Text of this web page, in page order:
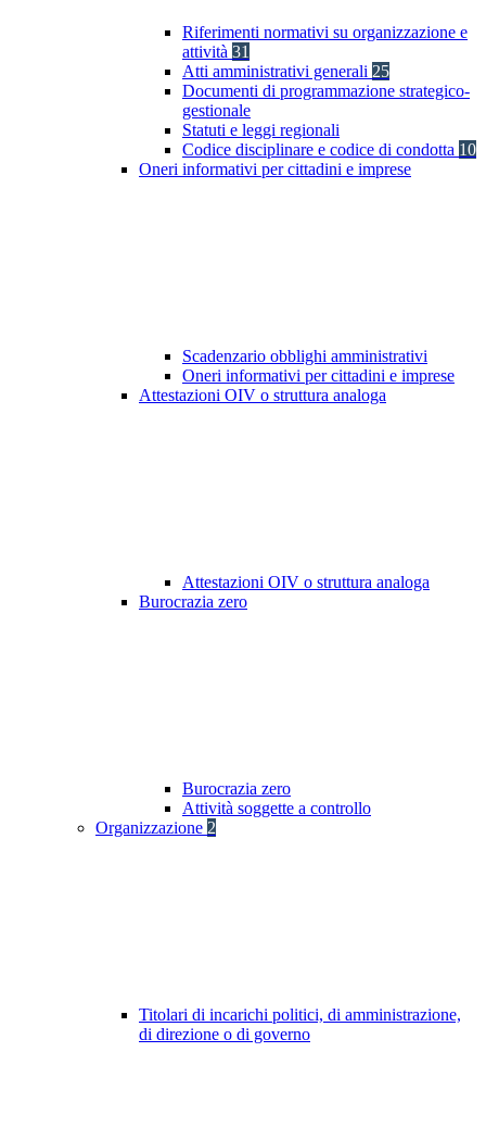
Riferimenti normativi su organizzazione e
attività 31
Atti amministrativi generali 25
Documenti di programmazione strategico-
gestionale
Statuti e leggi regionali
Codice disciplinare e codice di condotta 10
Oneri informativi per cittadini e imprese
Scadenzario obblighi amministrativi
Oneri informativi per cittadini e imprese
Attestazioni OIV o struttura analoga
Attestazioni OIV o struttura analoga
Burocrazia zero
Burocrazia zero
Attività soggette a controllo
Organizzazione 2
Titolari di incarichi politici, di amministrazione,
di direzione o di governo